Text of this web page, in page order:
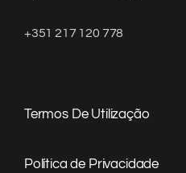
+351 217 120 778
Termos De Utilização
Política de Privacidade